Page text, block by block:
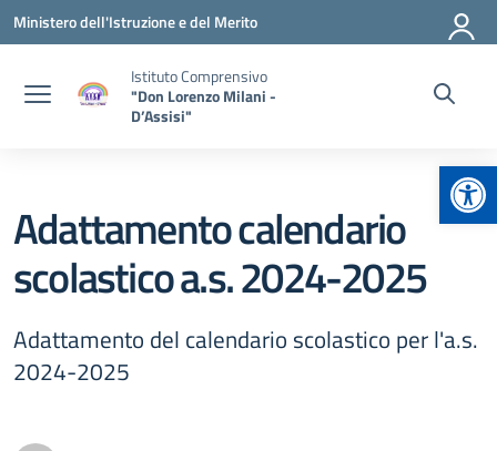
Vai ai contenuti
Vai al menu di navigazione
Vai al footer
Ministero dell'Istruzione e del Merito
Istituto Comprensivo
"Don Lorenzo Milani -
D’Assisi"
Adattamento calendario
scolastico a.s. 2024-2025
Adattamento del calendario scolastico per l'a.s.
2024-2025